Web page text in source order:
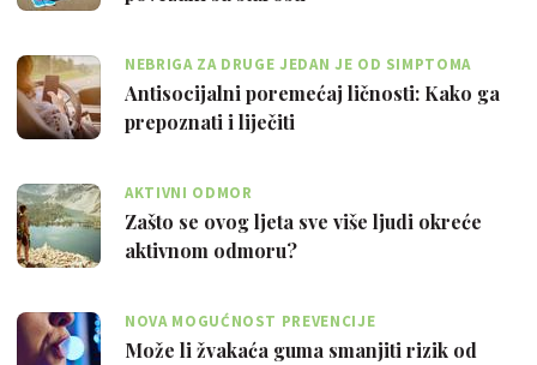
NEBRIGA ZA DRUGE JEDAN JE OD SIMPTOMA
Antisocijalni poremećaj ličnosti: Kako ga
prepoznati i liječiti
AKTIVNI ODMOR
Zašto se ovog ljeta sve više ljudi okreće
aktivnom odmoru?
NOVA MOGUĆNOST PREVENCIJE
Može li žvakaća guma smanjiti rizik od